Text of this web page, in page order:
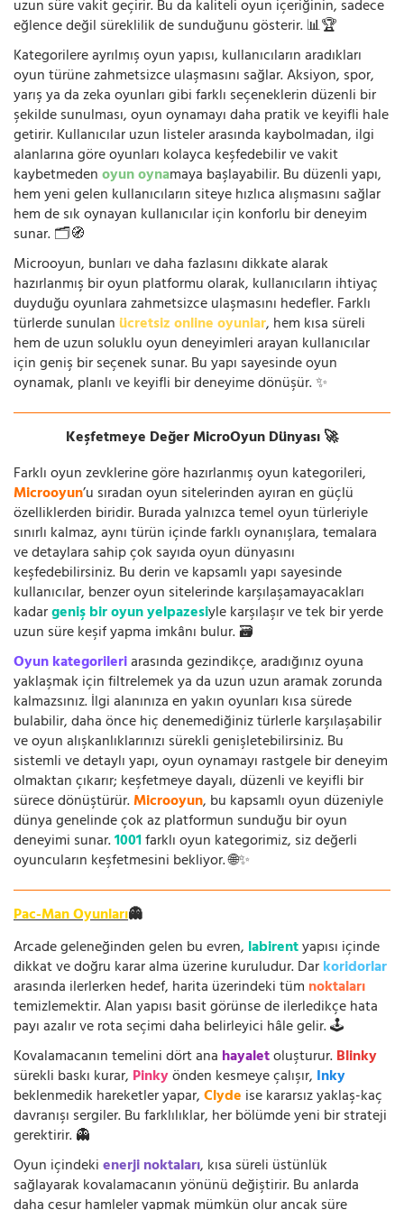
uzun süre vakit geçirir. Bu da kaliteli oyun içeriğinin, sadece
eğlence değil süreklilik de sunduğunu gösterir. 📊🏆
Kategorilere ayrılmış oyun yapısı, kullanıcıların aradıkları
oyun türüne zahmetsizce ulaşmasını sağlar. Aksiyon, spor,
yarış ya da zeka oyunları gibi farklı seçeneklerin düzenli bir
şekilde sunulması, oyun oynamayı daha pratik ve keyifli hale
getirir. Kullanıcılar uzun listeler arasında kaybolmadan, ilgi
alanlarına göre oyunları kolayca keşfedebilir ve vakit
kaybetmedenoyun oynamaya başlayabilir. Bu düzenli yapı,
hem yeni gelen kullanıcıların siteye hızlıca alışmasını sağlar
hem de sık oynayan kullanıcılar için konforlu bir deneyim
sunar. 🗂️🧭
Microoyun, bunları ve daha fazlasını dikkate alarak
hazırlanmış bir oyun platformu olarak, kullanıcıların ihtiyaç
duyduğu oyunlara zahmetsizce ulaşmasını hedefler. Farklı
türlerde sunulan ücretsiz online oyunlar, hem kısa süreli
hem de uzun soluklu oyun deneyimleri arayan kullanıcılar
için geniş bir seçenek sunar. Bu yapı sayesinde oyun
oynamak, planlı ve keyifli bir deneyime dönüşür. ✨
Keşfetmeye Değer MicroOyun Dünyası 🚀
Farklı oyun zevklerine göre hazırlanmış oyun kategorileri,
Microoyun’u sıradan oyun sitelerinden ayıran en güçlü
özelliklerden biridir. Burada yalnızca temel oyun türleriyle
sınırlı kalmaz, aynı türün içinde farklı oynanışlara, temalara
ve detaylara sahip çok sayıda oyun dünyasını
keşfedebilirsiniz. Bu derin ve kapsamlı yapı sayesinde
kullanıcılar, benzer oyun sitelerinde karşılaşamayacakları
kadargeniş bir oyun yelpazesiyle karşılaşır ve tek bir yerde
uzun süre keşif yapma imkânı bulur. 🗃️
Oyun kategorileriarasında gezindikçe, aradığınız oyuna
yaklaşmak için filtrelemek ya da uzun uzun aramak zorunda
kalmazsınız. İlgi alanınıza en yakın oyunları kısa sürede
bulabilir, daha önce hiç denemediğiniz türlerle karşılaşabilir
ve oyun alışkanlıklarınızı sürekli genişletebilirsiniz. Bu
sistemli ve detaylı yapı, oyun oynamayı rastgele bir deneyim
olmaktan çıkarır; keşfetmeye dayalı, düzenli ve keyifli bir
sürece dönüştürür.Microoyun, bu kapsamlı oyun düzeniyle
dünya genelinde çok az platformun sunduğu bir oyun
deneyimi sunar.1001farklı oyun kategorimiz, siz değerli
oyuncuların keşfetmesini bekliyor. 🌐✨
Pac-Man Oyunları👻
Arcade geleneğinden gelen bu evren, labirentyapısı içinde
dikkat ve doğru karar alma üzerine kuruludur. Darkoridorlar
arasında ilerlerken hedef, harita üzerindeki tüm noktaları
temizlemektir. Alan yapısı basit görünse de ilerledikçe hata
payı azalır ve rota seçimi daha belirleyici hâle gelir. 🕹️
Kovalamacanın temelini dört ana hayaletoluşturur.Blinky
sürekli baskı kurar, Pinkyönden kesmeye çalışır, Inky
beklenmedik hareketler yapar,Clyde ise kararsız yaklaş-kaç
davranışı sergiler. Bu farklılıklar, her bölümde yeni bir strateji
gerektirir. 👻
Oyun içindekienerji noktaları, kısa süreli üstünlük
sağlayarak kovalamacanın yönünü değiştirir. Bu anlarda